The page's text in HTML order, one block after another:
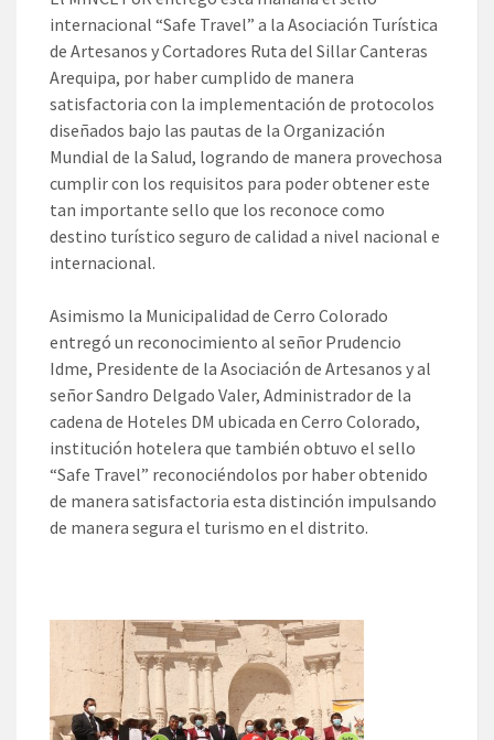
internacional “Safe Travel” a la Asociación Turística
de Artesanos y Cortadores Ruta del Sillar Canteras
Arequipa, por haber cumplido de manera
satisfactoria con la implementación de protocolos
diseñados bajo las pautas de la Organización
Mundial de la Salud, logrando de manera provechosa
cumplir con los requisitos para poder obtener este
tan importante sello que los reconoce como
destino turístico seguro de calidad a nivel nacional e
internacional.
Asimismo la Municipalidad de Cerro Colorado
entregó un reconocimiento al señor Prudencio
Idme, Presidente de la Asociación de Artesanos y al
señor Sandro Delgado Valer, Administrador de la
cadena de Hoteles DM ubicada en Cerro Colorado,
institución hotelera que también obtuvo el sello
“Safe Travel” reconociéndolos por haber obtenido
de manera satisfactoria esta distinción impulsando
de manera segura el turismo en el distrito.